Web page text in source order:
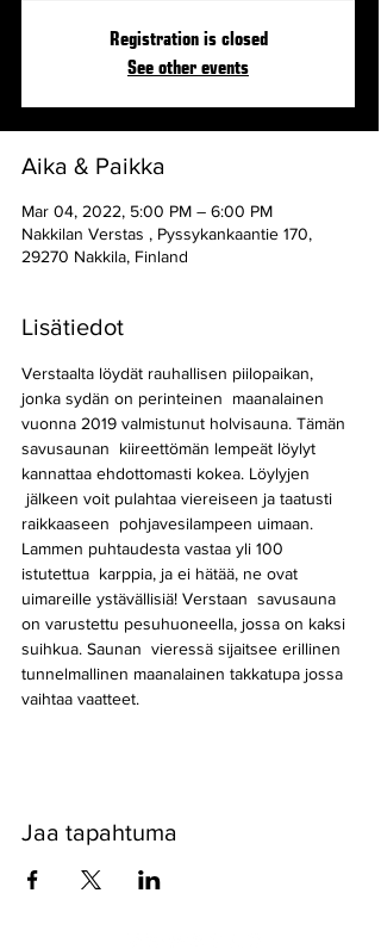
Registration is closed
See other events
Aika & Paikka
Mar 04, 2022, 5:00 PM – 6:00 PM
Nakkilan Verstas , Pyssykankaantie 170,
29270 Nakkila, Finland
Lisätiedot
Verstaalta löydät rauhallisen piilopaikan,
jonka sydän on perinteinen  maanalainen
vuonna 2019 valmistunut holvisauna. Tämän
savusaunan  kiireettömän lempeät löylyt
kannattaa ehdottomasti kokea. Löylyjen
jälkeen voit pulahtaa viereiseen ja taatusti
raikkaaseen  pohjavesilampeen uimaan.
Lammen puhtaudesta vastaa yli 100
istutettua  karppia, ja ei hätää, ne ovat
uimareille ystävällisiä! Verstaan  savusauna
on varustettu pesuhuoneella, jossa on kaksi
suihkua. Saunan  vieressä sijaitsee erillinen
tunnelmallinen maanalainen takkatupa jossa
vaihtaa vaatteet.
Jaa tapahtuma